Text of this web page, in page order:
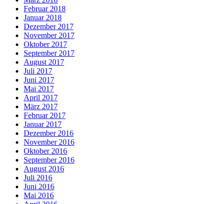
Februar 2018
Januar 2018
Dezember 2017
November 2017
Oktober 2017
September 2017
August 2017
Juli 2017
Juni 2017
Mai 2017
April 2017
März 2017
Februar 2017
Januar 2017
Dezember 2016
November 2016
Oktober 2016
September 2016
August 2016
Juli 2016
Juni 2016
Mai 2016